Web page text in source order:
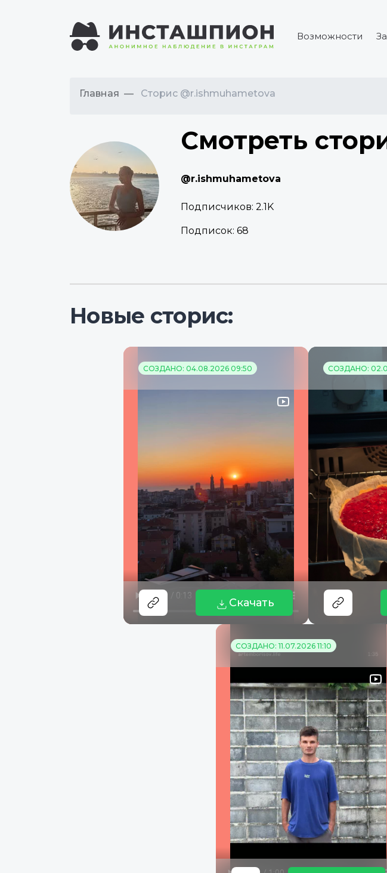
Возможности
Главная Сторис @r.ishmuhametova
Смотреть
@r.ishmuhametova
Подписчиков: 2.1K
Подписок: 68
Новые сторис:
СОЗДАНО: 04.08.2026 09:50
Скачать
СОЗДАНО:
СОЗДАНО: 11.07.2026 11:10